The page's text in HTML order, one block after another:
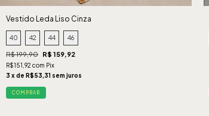
Vestido Leda Liso Cinza
40 42 44 46
R$ 199,90 R$ 159,92
R$151,92 com Pix
3 x de R$53,31 sem juros
COMPRAR